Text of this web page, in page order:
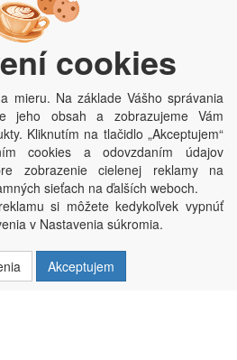
2025, powered byABRA E-shop
686 03 Staré Město; IČO: 03220923; DIČ:
rejstříku dne 22. 7. 2014, krajský soud v
C, vložka 84002
cookies
mieru. Na základe Vášho správania
jeho obsah a zobrazujeme Vám
Kliknutím na tlačidlo „Akceptujem“
cookies a odovzdaním údajov
zobrazenie cielenej reklamy na
sieťach na ďalších weboch.
si môžete kedykoľvek vypnúť
v Nastavenia súkromia.
Akceptujem